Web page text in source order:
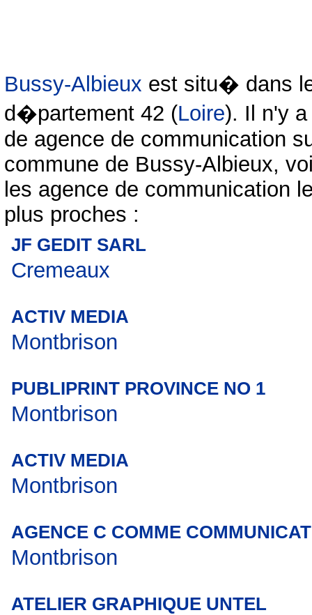
Bussy-Albieux est situ� dans
d�partement 42 (Loire). Il n'y
de agence de communication
commune de Bussy-Albieux,
les agence de communication
plus proches :
JF GEDIT SARL
Cremeaux
ACTIV MEDIA
Montbrison
PUBLIPRINT PROVINCE NO 1
Montbrison
ACTIV MEDIA
Montbrison
AGENCE C COMME
Montbrison
ATELIER GRAPHIQUE UNTEL